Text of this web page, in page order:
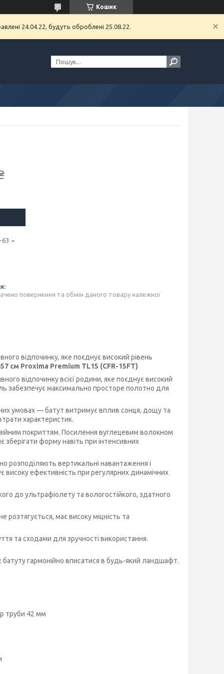
Кошик
24.04.22, будуть оброблені 25.08.22.
63
повернення та обмін даного товару належної
відпочинку, яке поєднує високий рівень
см Proxima Premium TL15 (CFR-15FT)
відпочинку всієї родини, яке поєднує високий
забезпечує максимально просторе полотно для
умовах — батут витримує вплив сонця, дощу та
характеристик.
покриттям. Посилення вуглецевим волокном
зберігати форму навіть при інтенсивних
розподіляють вертикальні навантаження і
високу ефективність при регулярних динамічних
до ультрафіолету та вологостійкого, здатного
розтягується, має високу міцність та
та сходами для зручності використання.
гармонійно вписатися в будь-який ландшафт.
труби 42 мм